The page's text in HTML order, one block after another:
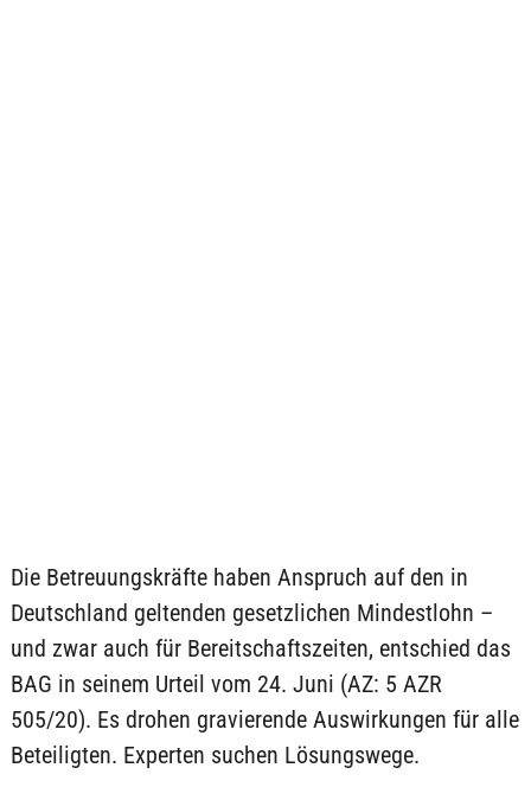
Die Betreuungskräfte haben Anspruch auf den in
Deutschland geltenden gesetzlichen Mindestlohn –
und zwar auch für Bereitschaftszeiten, entschied das
BAG in seinem Urteil vom 24. Juni (AZ: 5 AZR
505/20). Es drohen gravierende Auswirkungen für alle
Beteiligten. Experten suchen Lösungswege.